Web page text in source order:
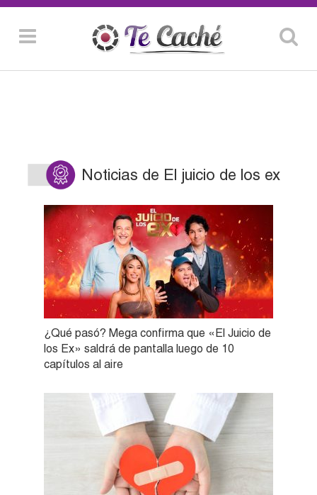
Noticias de El juicio de los ex
¿Qué pasó? Mega confirma que «El Juicio de
los Ex» saldrá de pantalla luego de 10
capítulos al aire